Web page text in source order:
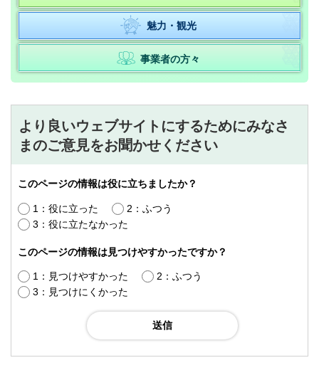
魅力・観光
事業者の方々
より良いウェブサイトにするためにみなさ
まのご意見をお聞かせください
このページの情報は役に立ちましたか？
1：役に立った
2：ふつう
3：役に立たなかった
このページの情報は見つけやすかったですか？
1：見つけやすかった
2：ふつう
3：見つけにくかった